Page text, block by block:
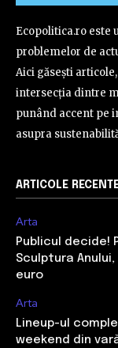
Ecopolitica.ro este
problemelor de
Aici găsești
intersecția dintre
punând accent pe
asupra
ARTICOLE
Arta
Publicul decide!
Sculptura
euro
Arta
Lineup-ul
weekend din